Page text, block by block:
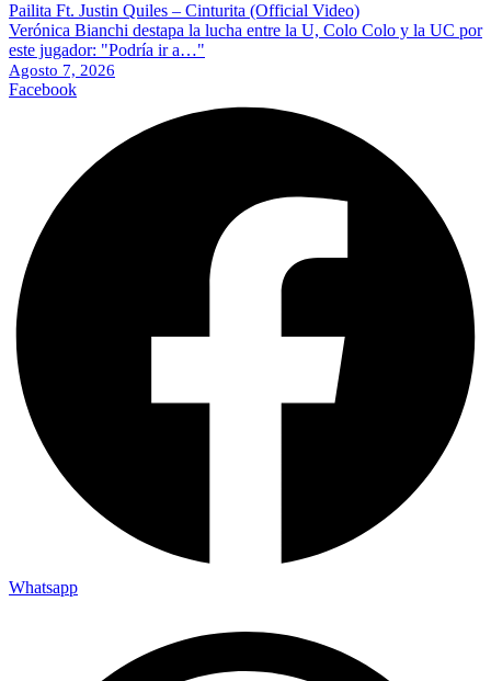
Pailita Ft. Justin Quiles – Cinturita (Official Video)
Verónica Bianchi destapa la lucha entre la U, Colo Colo y la UC por
este jugador: "Podría ir a…"
Agosto 7, 2026
Facebook
Whatsapp